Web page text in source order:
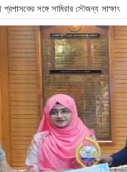
প্রশাসকের সঙ্গে সামিরার সৌজন্য সাক্ষাৎ